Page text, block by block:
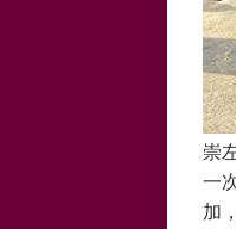
崇
一
加